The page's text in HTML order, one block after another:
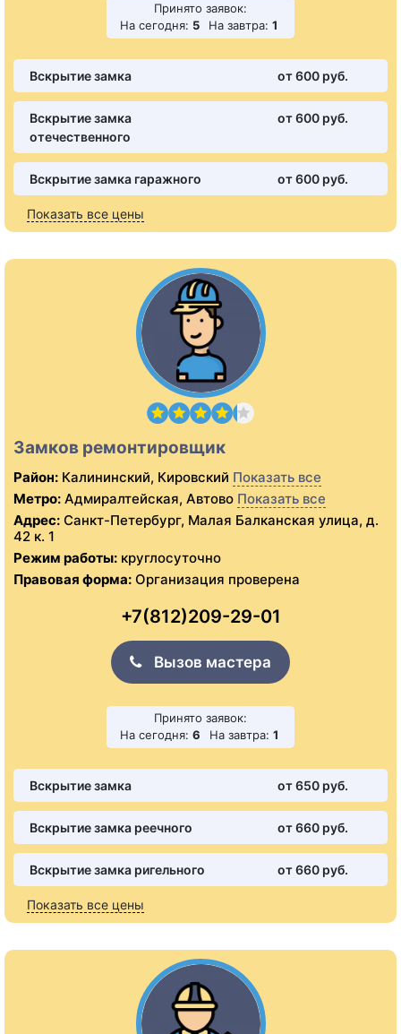
Принято заявок:
На сегодня: 5 На завтра: 1
Вскрытие замка от 600 pуб.
Вскрытие замка
отечественного
от 600 pуб.
Вскрытие замка гаражного от 600 pуб.
Показать все цены
Замков ремонтировщик
Район: Калининский, Кировский Показать все
Метро: Адмиралтейская, Автово Показать все
Адрес: Санкт-Петербург, Малая Балканская улица, д.
42 к. 1
Режим работы: круглосуточно
Правовая форма: Организация проверена
+7(812)209-29-01
Вызов мастера
Принято заявок:
На сегодня: 6 На завтра: 1
Вскрытие замка от 650 pуб.
Вскрытие замка реечного от 660 pуб.
Вскрытие замка ригельного от 660 pуб.
Показать все цены